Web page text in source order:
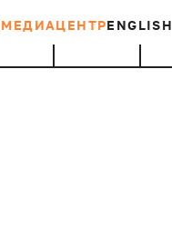
МЕДИАЦЕНТРENGLISH